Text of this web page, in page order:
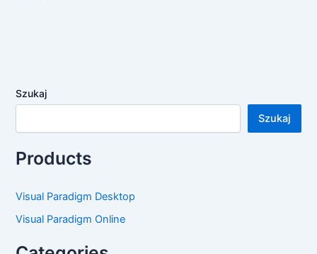
Szukaj
Szukaj
Products
Visual Paradigm Desktop
Visual Paradigm Online